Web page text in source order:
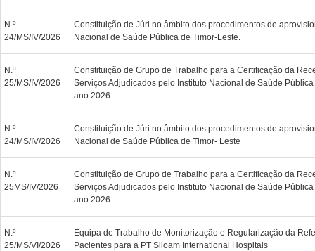
N.º
24/MS/IV/2026
Constituição de Júri no âmbito dos procedimentos de
Nacional de Saúde Pública de Timor-Leste.
N.º
25/MS/IV/2026
Constituição de Grupo de Trabalho para a Certificação da
Serviços Adjudicados pelo Instituto Nacional de Saúde
ano 2026.
N.º
24/MS/IV/2026
Constituição de Júri no âmbito dos procedimentos de
Nacional de Saúde Pública de Timor- Leste
N.º
25MS/IV/2026
Constituição de Grupo de Trabalho para a Certificação da
Serviços Adjudicados pelo Instituto Nacional de Saúde
ano 2026
N.º
25/MS/VI/2026
Equipa de Trabalho de Monitorização e Regularização da
Pacientes para a PT Siloam International Hospitals